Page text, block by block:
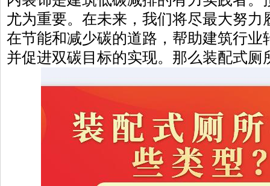
尤为重要。在未来，我们将尽最大努力
在节能和减少碳的道路，帮助建筑行业
并促进双碳目标的实现。那么装配式厕